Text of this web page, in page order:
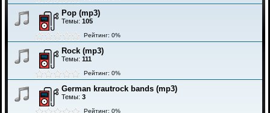
Pop (mp3)
Темы: 105
Рейтинг: 0%
Rock (mp3)
Темы: 111
Рейтинг: 0%
German krautrock bands (mp3)
Темы: 3
Рейтинг: 0%